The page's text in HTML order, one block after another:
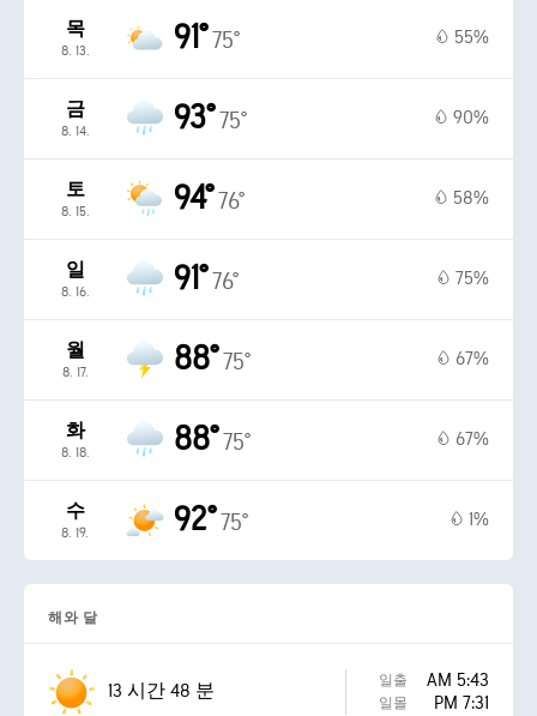
목
8. 13. 91°75° 55%
금
8. 14. 93°75° 90%
토
8. 15. 94°76° 58%
일
8. 16. 91°76° 75%
월
8. 17. 88°75° 67%
화
8. 18. 88°75° 67%
수
8. 19. 92°75° 1%
해와 달
13 시간 48 분 일출 AM 5:43
일몰 PM 7:31